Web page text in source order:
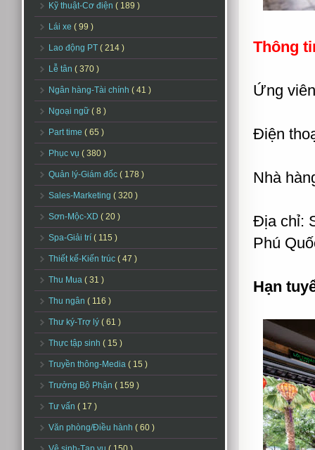
Kỹ thuật-Cơ điện ( 189 )
Lái xe ( 99 )
Lao động PT ( 214 )
Lễ tân ( 370 )
Ngân hàng-Tài chính ( 41 )
Ngoại ngữ ( 8 )
Part time ( 65 )
Phục vụ ( 380 )
Quản lý-Giám đốc ( 178 )
Sales-Marketing ( 320 )
Sơn-Mộc-XD ( 20 )
Spa-Giải trí ( 115 )
Thiết kế-Kiến trúc ( 47 )
Thu Mua ( 31 )
Thu ngân ( 116 )
Thư ký-Trợ lý ( 61 )
Thực tập sinh ( 15 )
Truyền thông-Media ( 15 )
Trưởng Bộ Phận ( 159 )
Tư vấn ( 17 )
Văn phòng/Điều hành ( 60 )
Thông
Ứng
Điện
Nhà
Địa chỉ:
Phú
Hạn